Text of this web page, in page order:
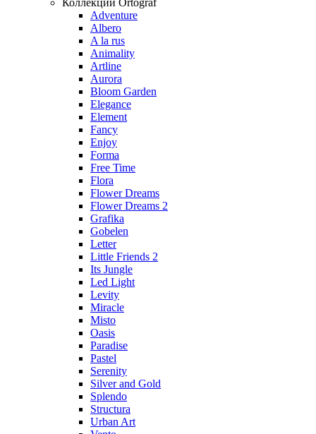
Коллекции Ortograf
Adventure
Albero
A la rus
Animality
Artline
Aurora
Bloom Garden
Elegance
Element
Fancy
Enjoy
Forma
Free Time
Flora
Flower Dreams
Flower Dreams 2
Grafika
Gobelen
Letter
Little Friends 2
Its Jungle
Led Light
Levity
Miracle
Misto
Oasis
Paradise
Pastel
Serenity
Silver and Gold
Splendo
Structura
Urban Art